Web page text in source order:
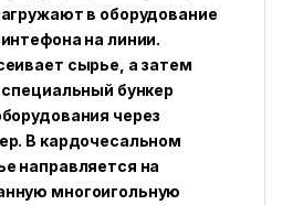
в оборудование
на линии.
сырье, а затем
бункер
через
В кардочесальном
направляется на
многоигольную